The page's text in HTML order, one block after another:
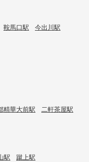
鞍馬口駅
今出川駅
精華大前駅
二軒茶屋駅
駅 蹴上駅